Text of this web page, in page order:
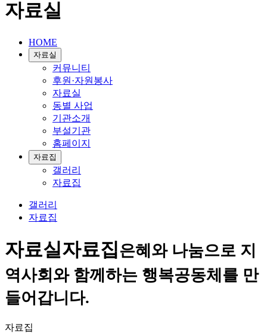
자료실
HOME
자료실
커뮤니티
후원·자원봉사
자료실
동별 사업
기관소개
부설기관
홈페이지
자료집
갤러리
자료집
갤러리
자료집
자료실자료집은혜와 나눔으로 지
역사회와 함께하는 행복공동체를 만
들어갑니다.
자료집